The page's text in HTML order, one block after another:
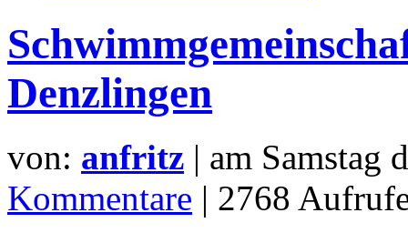
Denzlingen
von: anfritz | am Samstag
Kommentare | 2768